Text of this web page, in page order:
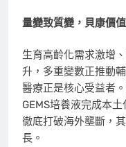
量變致質變，貝康價
生育高齡化需求激增
升，多重變數正推動
醫療正是核心受益者
GEMS培養液完成本
徹底打破海外壟斷，
長。